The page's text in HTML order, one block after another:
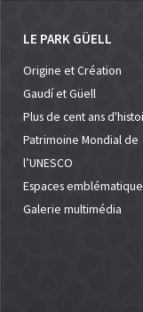
LE PARK GÜELL
Origine et Création
Gaudí et Güell
Plus de cent ans
Patrimoine Mondial de
l’UNESCO
Espaces
Galerie multimédia